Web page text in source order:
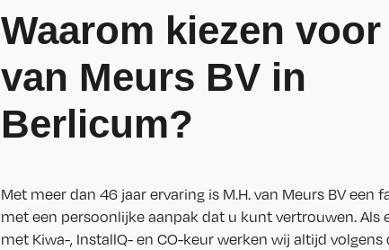
Waarom kiezen voor
van Meurs BV in
Berlicum?
Met meer dan 46 jaar ervaring is M.H. van Meurs BV een
met een persoonlijke aanpak dat u kunt vertrouwen. Als
met Kiwa-, InstallQ- en CO-keur werken wij altijd volgens